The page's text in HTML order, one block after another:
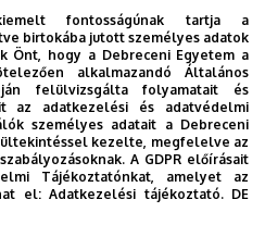
Kar
52 512 900
Debrecen Kassai út 26
fontosságúnak tartja a
birtokába jutott személyes adatok
Önt, hogy a Debreceni Egyetem a
alkalmazandó Általános
felülvizsgálta folyamatait és
az adatkezelési és adatvédelmi
személyes adatait a Debreceni
kezelte, megfelelve az
A GDPR előírásait
Tájékoztatónkat, amelyet az
el:Adatkezelési tájékoztató. DE